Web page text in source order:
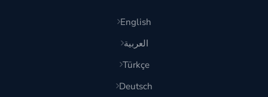
English
العربية
Türkçe
Deutsch